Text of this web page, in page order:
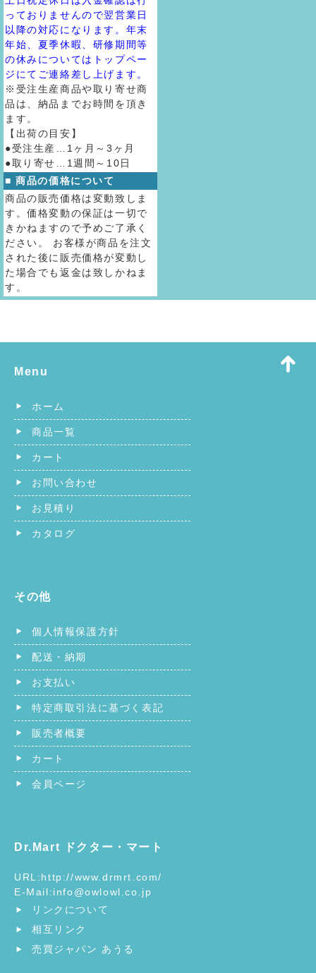
っておりませんので翌営業日
以降の対応になります。年末
年始、夏季休暇、研修期間等
の休みについてはトップペー
ジにてご連絡差し上げます。
※受注生産商品や取り寄せ商
品は、納品までお時間を頂き
ます。
【出荷の目安】
●受注生産…1ヶ月～3ヶ月
●取り寄せ…1週間～10日
■ 商品の価格について
商品の販売価格は変動致しま
す。価格変動の保証は一切で
きかねますので予めご了承く
ださい。 お客様が商品を注文
された後に販売価格が変動し
た場合でも返金は致しかねま
す。
Menu
ホーム
商品一覧
カート
お問い合わせ
お見積り
カタログ
その他
個人情報保護方針
配送・納期
お支払い
特定商取引法に基づく表記
販売者概要
カート
会員ページ
Dr.Mart ドクター・マート
URL:http://www.drmrt.com/
E-Mail:info@owlowl.co.jp
リンクについて
相互リンク
売買ジャパン あうる